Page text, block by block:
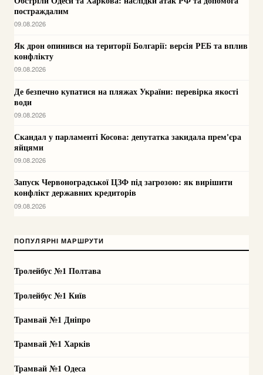
постраждалим
09.08.2026
Як дрон опинився на території Болгарії: версія РЕБ та вплив
конфлікту
09.08.2026
Де безпечно купатися на пляжах України: перевірка якості
води
09.08.2026
Скандал у парламенті Косова: депутатка закидала прем'єра
яйцями
09.08.2026
Запуск Червоноградської ЦЗФ під загрозою: як вирішити
конфлікт державних кредиторів
09.08.2026
ПОПУЛЯРНІ МАРШРУТИ
Тролейбус №1 Полтава
Тролейбус №1 Київ
Трамвай №1 Дніпро
Трамвай №1 Харків
Трамвай №1 Одеса